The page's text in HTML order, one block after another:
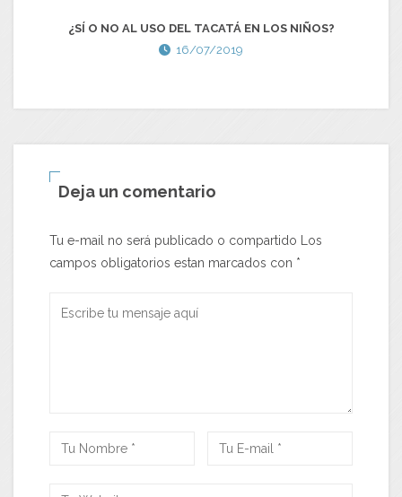
¿SÍ O NO AL USO DEL TACATÁ EN LOS NIÑOS?
16/07/2019
Deja un comentario
Tu e-mail no será publicado o compartido Los
campos obligatorios estan marcados con *